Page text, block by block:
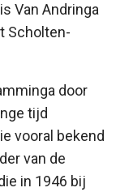
Van Andringa
Scholten-
door
tijd
vooral bekend
van de
in 1946 bij